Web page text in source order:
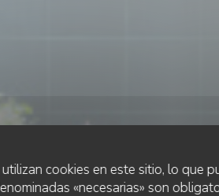
cookies en este sitio, lo que
«necesarias» son